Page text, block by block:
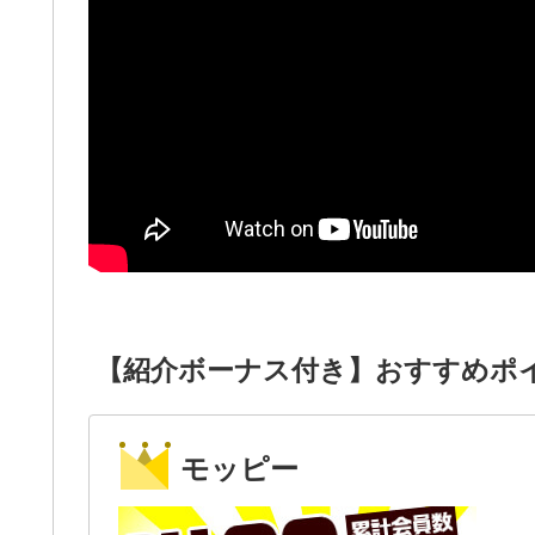
【紹介ボーナス付き】おすすめ
モッピー